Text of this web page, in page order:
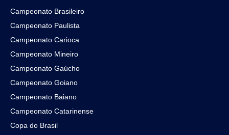
Campeonato Brasileiro
Campeonato Paulista
Campeonato Carioca
Campeonato Mineiro
Campeonato Gaúcho
Campeonato Goiano
Campeonato Baiano
Campeonato Catarinense
Copa do Brasil